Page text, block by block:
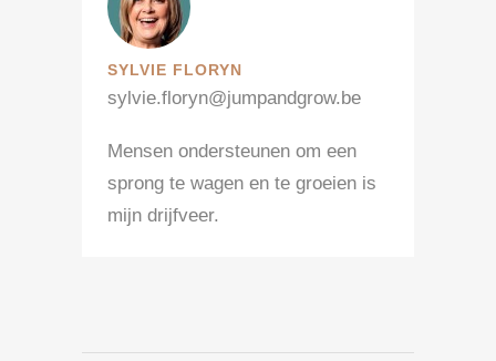
SYLVIE FLORYN
sylvie.floryn@jumpandgrow.be
Mensen ondersteunen om een
sprong te wagen en te groeien is
mijn drijfveer.